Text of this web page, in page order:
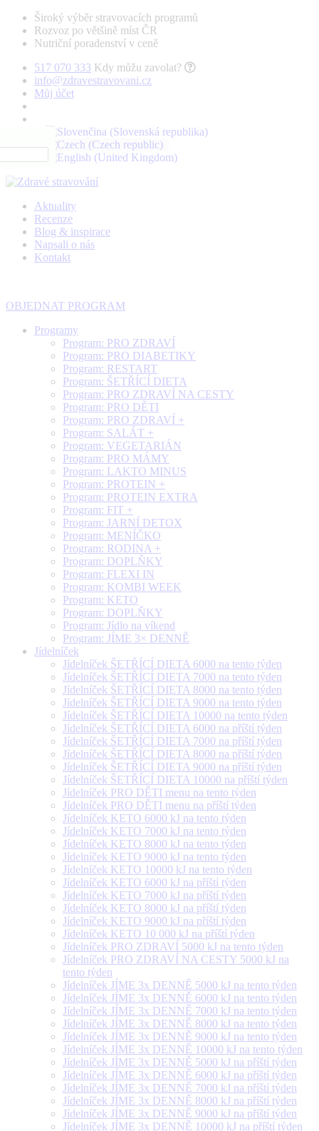
Široký výběr stravovacích programů
Rozvoz po většině míst ČR
Nutriční poradenství v ceně
517 070 333 Kdy můžu zavolat?
info@zdravestravovani.cz
Můj účet
Aktuality
Recenze
Blog & inspirace
Napsali o nás
Kontakt
OBJEDNAT PROGRAM
Programy
Program: PRO ZDRAVÍ
Program: PRO DIABETIKY
Program: RESTART
Program: ŠETŘÍCÍ DIETA
Program: PRO ZDRAVÍ NA CESTY
Program: PRO DĚTI
Program: PRO ZDRAVÍ +
Program: SALÁT +
Program: VEGETARIÁN
Program: PRO MÁMY
Program: LAKTO MINUS
Program: PROTEIN +
Program: PROTEIN EXTRA
Program: FIT +
Program: JARNÍ DETOX
Program: MENÍČKO
Program: RODINA +
Program: DOPLŇKY
Program: FLEXI IN
Program: KOMBI WEEK
Program: KETO
Program: DOPLŇKY
Program: Jídlo na víkend
Program: JÍME 3× DENNĚ
Jídelníček
Jídelníček ŠETŘÍCÍ DIETA 6000 na tento týden
Jídelníček ŠETŘÍCÍ DIETA 7000 na tento týden
Jídelníček ŠETŘÍCÍ DIETA 8000 na tento týden
Jídelníček ŠETŘÍCÍ DIETA 9000 na tento týden
Jídelníček ŠETŘÍCÍ DIETA 10000 na tento týden
Jídelníček ŠETŘÍCÍ DIETA 6000 na příští týden
Jídelníček ŠETŘÍCÍ DIETA 7000 na příští týden
Jídelníček ŠETŘÍCÍ DIETA 8000 na příští týden
Jídelníček ŠETŘÍCÍ DIETA 9000 na příští týden
Jídelníček ŠETŘÍCÍ DIETA 10000 na příští týden
Jídelníček PRO DĚTI menu na tento týden
Jídelníček PRO DĚTI menu na příští týden
Jídelníček KETO 6000 kJ na tento týden
Jídelníček KETO 7000 kJ na tento týden
Jídelníček KETO 8000 kJ na tento týden
Jídelníček KETO 9000 kJ na tento týden
Jídelníček KETO 10000 kJ na tento týden
Jídelníček KETO 6000 kJ na příští týden
Jídelníček KETO 7000 kJ na příští týden
Jídelníček KETO 8000 kJ na příští týden
Jídelníček KETO 9000 kJ na příští týden
Jídelníček KETO 10 000 kJ na příští týden
Jídelníček PRO ZDRAVÍ 5000 kJ na tento týden
Jídelníček PRO ZDRAVÍ NA CESTY 5000 kJ na
tento týden
Jídelníček JÍME 3x DENNĚ 5000 kJ na tento týden
Jídelníček JÍME 3x DENNĚ 6000 kJ na tento týden
Jídelníček JÍME 3x DENNĚ 7000 kJ na tento týden
Jídelníček JÍME 3x DENNĚ 8000 kJ na tento týden
Jídelníček JÍME 3x DENNĚ 9000 kJ na tento týden
Jídelníček JÍME 3x DENNĚ 10000 kJ na tento týden
Jídelníček JÍME 3x DENNĚ 5000 kJ na příští týden
Jídelníček JÍME 3x DENNĚ 6000 kJ na příští týden
Jídelníček JÍME 3x DENNĚ 7000 kJ na příští týden
Jídelníček JÍME 3x DENNĚ 8000 kJ na příští týden
Jídelníček JÍME 3x DENNĚ 9000 kJ na příští týden
Jídelníček JÍME 3x DENNĚ 10000 kJ na příští týden